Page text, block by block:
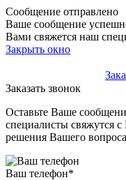
Сообщение отправлено
Ваше сообщение
Вами свяжется наш
Закрыть окно
Заказать звонок
Оставьте Ваше
специалисты свяжутся
решения Вашего
Ваш телефон*